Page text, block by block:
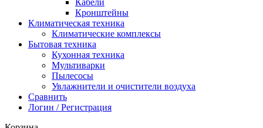
Кабели
Кронштейны
Климатическая техника
Климатические комплексы
Бытовая техника
Кухонная техника
Мультиварки
Пылесосы
Увлажнители и очистители воздуха
Сравнить
Логин / Регистрация